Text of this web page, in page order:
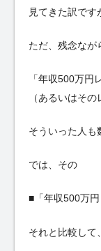
見てきた訳で
ただ、残念なが
「年収500万円
（あるいはそ
そういった人も
では、その
■「年収500万円
それと比較して、